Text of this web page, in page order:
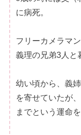
に病死。
フリーカメラマ
義理の兄弟3人と
幼い頃から、義
を寄せていたが
までという運命